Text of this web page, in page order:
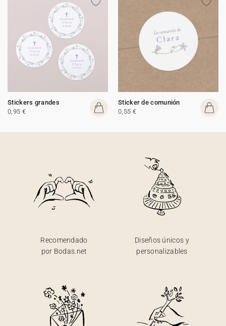
Stickers grandes
0,95 €
Sticker de comunión
0,55 €
Recomendado
por Bodas.net
Diseños únicos y
personalizables